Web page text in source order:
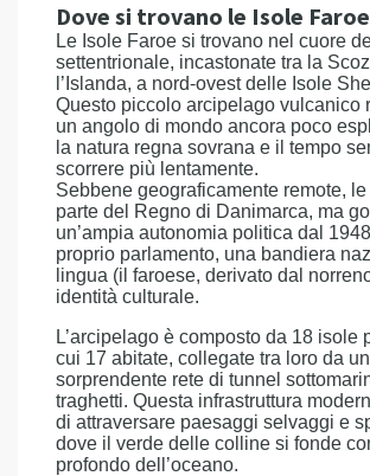
Dove si trovano le Isole
Le Isole Faroe si trovano nel cuore
settentrionale, incastonate tra la
l’Islanda, a nord-ovest delle Isole
Questo piccolo arcipelago vulcanico
un angolo di mondo ancora poco
la natura regna sovrana e il tempo
scorrere più lentamente.
Sebbene geograficamente remote,
parte del Regno di Danimarca, ma
un’ampia autonomia politica dal
proprio parlamento, una bandiera
lingua (il faroese, derivato dal
identità culturale.
L’arcipelago è composto da 18 isole
cui 17 abitate, collegate tra loro da
sorprendente rete di tunnel
traghetti. Questa infrastruttura
di attraversare paesaggi selvaggi e
dove il verde delle colline si fonde
profondo dell’oceano.